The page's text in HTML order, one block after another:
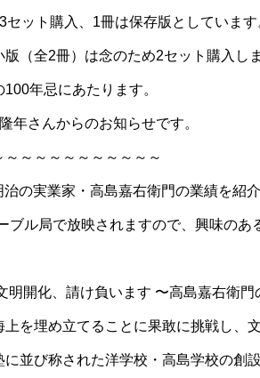
セット購入、1冊は保存版としていま
（全2冊）は念のため2セット購入し
年忌にあたります。
年さんからのお知らせです。
～～～～～～～～～～
の実業家・高島嘉右衛門の業績を紹
ブル局で放映されますので、興味のあ
開化、請け負います 〜高島嘉右衛門
を埋め立てることに果敢に挑戦し、
並び称された洋学校・高島学校の創